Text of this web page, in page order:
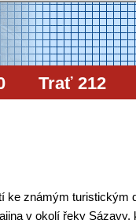
Trať 212
ke známým
v okolí řeky